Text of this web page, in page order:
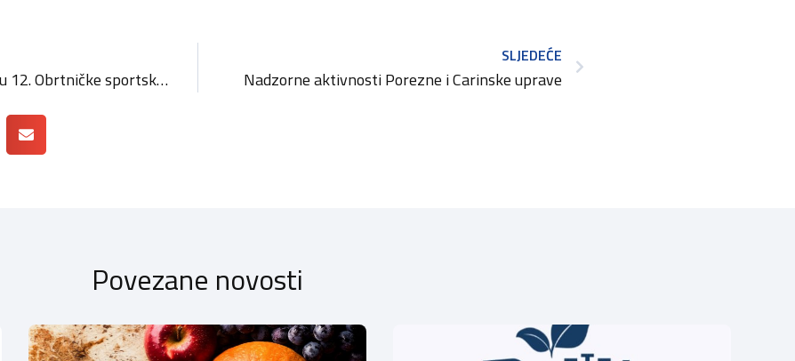
09.-12. svibnja održane su 12. Obrtničke sportske igre u organizaciji Hrvatske obrtničke komore na Malom Lošinju. Ovogodišnje igre okupile su više od 800 obrtnika i obrtnica iz cijele Hrvatske koji su odmjerili snage u različitim sportskim natjecanjima.
SLJEDEĆE
Nadzorne aktivnosti Porezne i Carinske uprave
Povezane novosti